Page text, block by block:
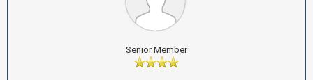
Senior Member